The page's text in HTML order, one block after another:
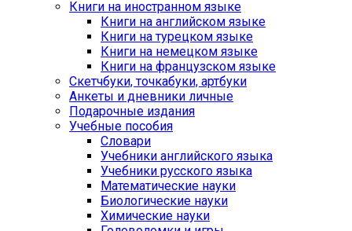
Книги на иностранном языке
Книги на английском языке
Книги на турецком языке
Книги на немецком языке
Книги на французском языке
Cкетчбуки, точкабуки, артбуки
Анкеты и дневники личные
Подарочные издания
Учебные пособия
Словари
Учебники английского языка
Учебники русского языка
Математические науки
Биологические науки
Химические науки